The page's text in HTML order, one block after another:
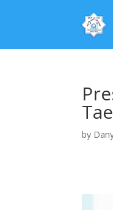
by